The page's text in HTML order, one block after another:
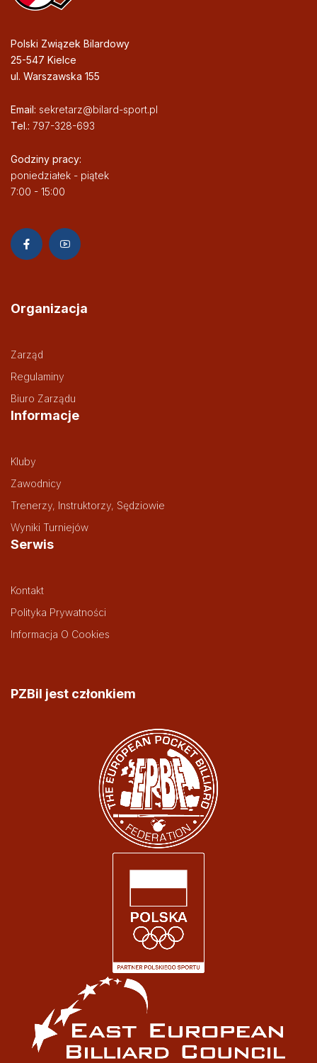
Polski Związek Bilardowy
25-547 Kielce
ul. Warszawska 155
Email: sekretarz@bilard-sport.pl
Tel.: 797-328-693
Godziny pracy:
poniedziałek - piątek
7:00 - 15:00
Organizacja
Zarząd
Regulaminy
Biuro Zarządu
Informacje
Kluby
Zawodnicy
Trenerzy, Instruktorzy, Sędziowie
Wyniki Turniejów
Serwis
Kontakt
Polityka Prywatności
Informacja O Cookies
PZBil jest członkiem